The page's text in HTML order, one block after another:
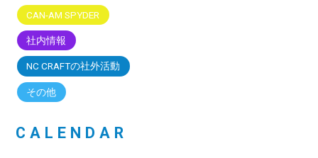
CAN-AM SPYDER
社内情報
NC CRAFTの社外活動
その他
CALENDAR